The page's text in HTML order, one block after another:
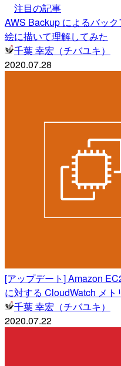
注目の記事
AWS Backup によるバッ
絵に描いて理解してみた
千葉 幸宏（チバユキ）
2020.07.28
[アップデート] Amazon
に対する CloudWatch メト
千葉 幸宏（チバユキ）
2020.07.22